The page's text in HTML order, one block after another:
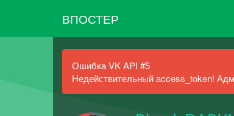
ВПОСТЕР
Ошибка VK API #5
Недействительный access_token!